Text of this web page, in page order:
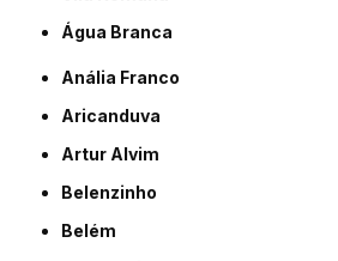
Água Branca
Anália Franco
Aricanduva
Artur Alvim
Belenzinho
Belém